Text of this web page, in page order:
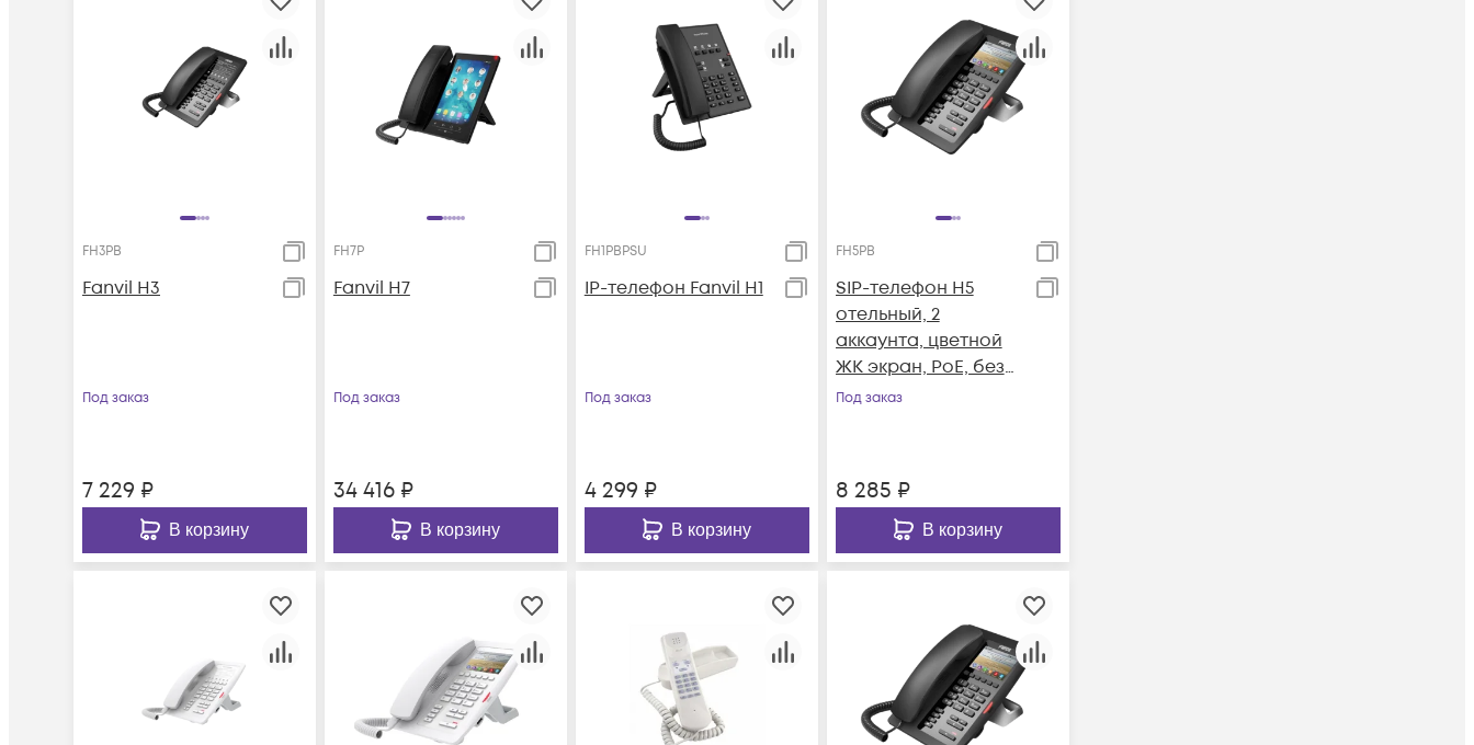
FH3PB
Fanvil H3
Под заказ
7 229 ₽
В корзину
FH7P
Fanvil H7
Под заказ
34 416₽
В корзину
FH1PBPSU
IP-телефон Fanvil H1
Под заказ
4 299 ₽
В корзину
FH5PB
SIP-телефон H5
отельный, 2
аккаунта, цветной
ЖК экран, PoE, без
б/п
Под заказ
8 285 ₽
В корзину